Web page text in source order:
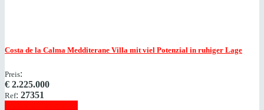
Costa de la Calma Medditerane Villa mit viel Potenzial in ruhiger Lage
Preis:
€ 2.225.000
Ref: 27351